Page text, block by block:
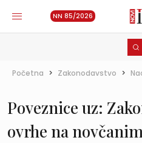
NN 85/2026
Početna > Zakonodavstvo >
Poveznice uz:
ovrhe na